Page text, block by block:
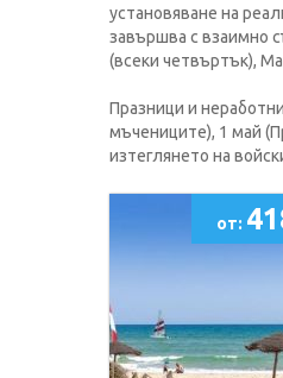
установяване на
завършва с взаимно
(всеки четвъртък),
Празници и
мъчениците), 1 май
изтеглянето на
от: